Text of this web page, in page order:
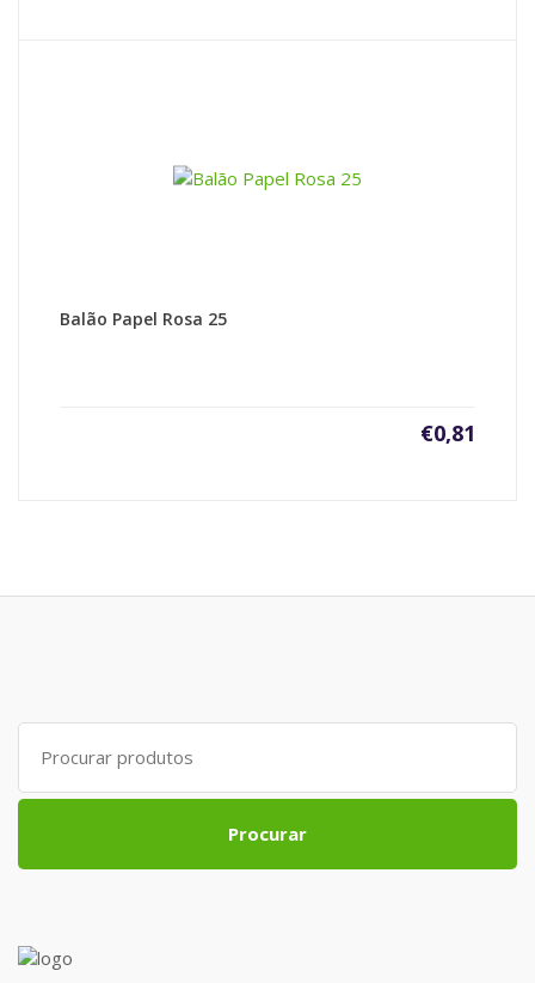
Balão Papel Rosa 25
€0,81
Search
for:
Procurar